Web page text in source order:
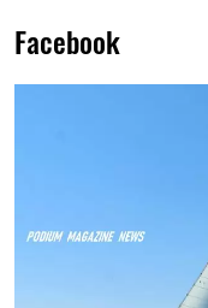
Facebook